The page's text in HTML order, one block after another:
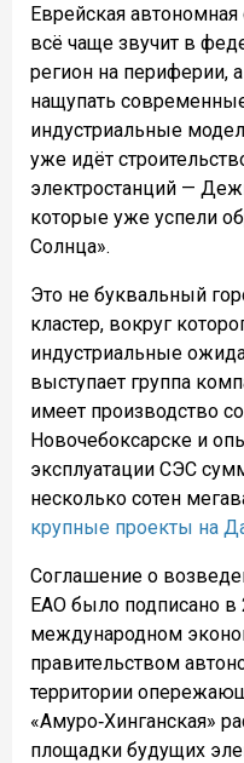
Еврейская
всё чаще звучит в
регион на периферии,
нащупать
индустриальные
уже идёт
электростанций —
которые уже успели
Солнца».
Это не буквальный
кластер, вокруг
индустриальные
выступает группа
имеет производство
Новочебоксарске и
эксплуатации СЭС
несколько сотен
крупные проекты на
Соглашение о
ЕАО было подписано в
международном
правительством
территории
«Амуро‑Хинганская»
площадки будущих